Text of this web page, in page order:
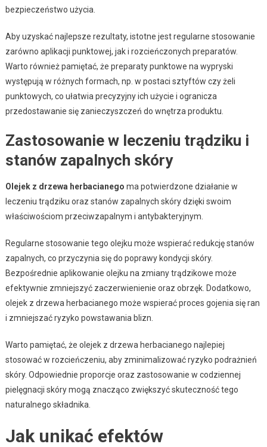
bezpieczeństwo użycia.
Aby uzyskać najlepsze rezultaty, istotne jest regularne stosowanie
zarówno aplikacji punktowej, jak i rozcieńczonych preparatów.
Warto również pamiętać, że preparaty punktowe na wypryski
występują w różnych formach, np. w postaci sztyftów czy żeli
punktowych, co ułatwia precyzyjny ich użycie i ogranicza
przedostawanie się zanieczyszczeń do wnętrza produktu.
Zastosowanie w leczeniu trądziku i
stanów zapalnych skóry
Olejek z drzewa herbacianego ma potwierdzone działanie w
leczeniu trądziku oraz stanów zapalnych skóry dzięki swoim
właściwościom przeciwzapalnym i antybakteryjnym.
Regularne stosowanie tego olejku może wspierać redukcję stanów
zapalnych, co przyczynia się do poprawy kondycji skóry.
Bezpośrednie aplikowanie olejku na zmiany trądzikowe może
efektywnie zmniejszyć zaczerwienienie oraz obrzęk. Dodatkowo,
olejek z drzewa herbacianego może wspierać proces gojenia się ran
i zmniejszać ryzyko powstawania blizn.
Warto pamiętać, że olejek z drzewa herbacianego najlepiej
stosować w rozcieńczeniu, aby zminimalizować ryzyko podrażnień
skóry. Odpowiednie proporcje oraz zastosowanie w codziennej
pielęgnacji skóry mogą znacząco zwiększyć skuteczność tego
naturalnego składnika.
Jak unikać efektów